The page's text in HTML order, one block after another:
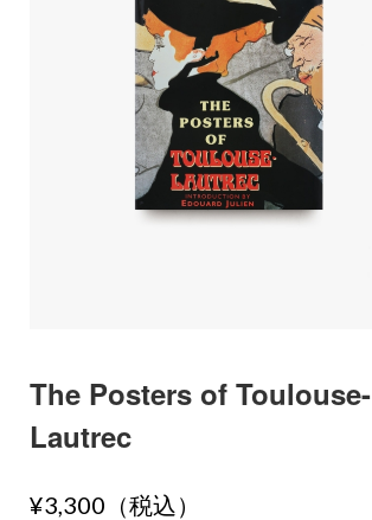
The Posters of Toulouse-
Lautrec
¥3,300（税込）